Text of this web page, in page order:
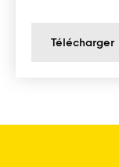
Télécharger